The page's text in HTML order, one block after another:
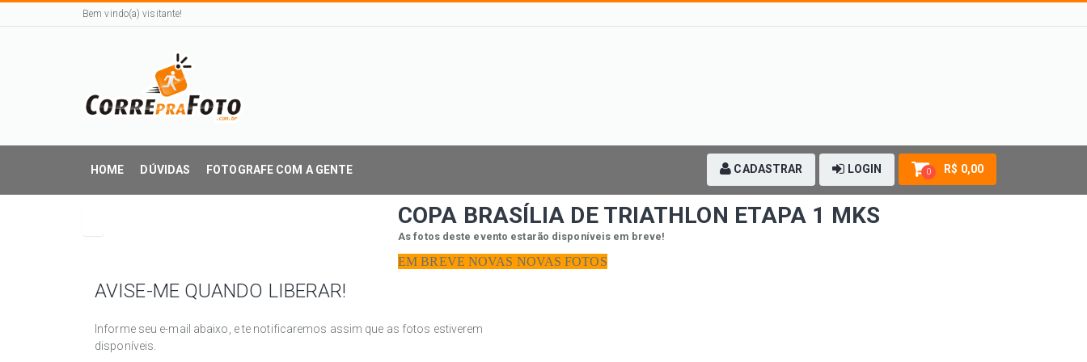
Bem vindo(a) visitante!
HOME DÚVIDAS FOTOGRAFE COM A GENTE CADASTRAR LOGIN 0 R$ 0,00
COPA BRASÍLIA DE TRIATHLON ETAPA 1 MKS
As fotos deste evento estarão disponíveis em breve!
EM BREVE NOVAS NOVAS FOTOS
AVISE-ME QUANDO LIBERAR!
Informe seu e-mail abaixo, e te notificaremos assim que as fotos estiverem
disponíveis.